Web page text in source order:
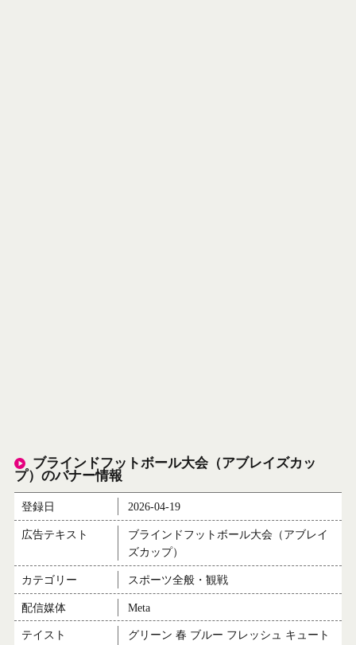
ブラインドフットボール大会（アブレイズカッ
プ）のバナー情報
登録日 2026-04-19
広告テキスト
ブラインドフットボール大会（アブレイ
ズカップ）
カテゴリー スポーツ全般・観戦
配信媒体 Meta
テイスト
グリーン 春 ブルー フレッシュ キュート